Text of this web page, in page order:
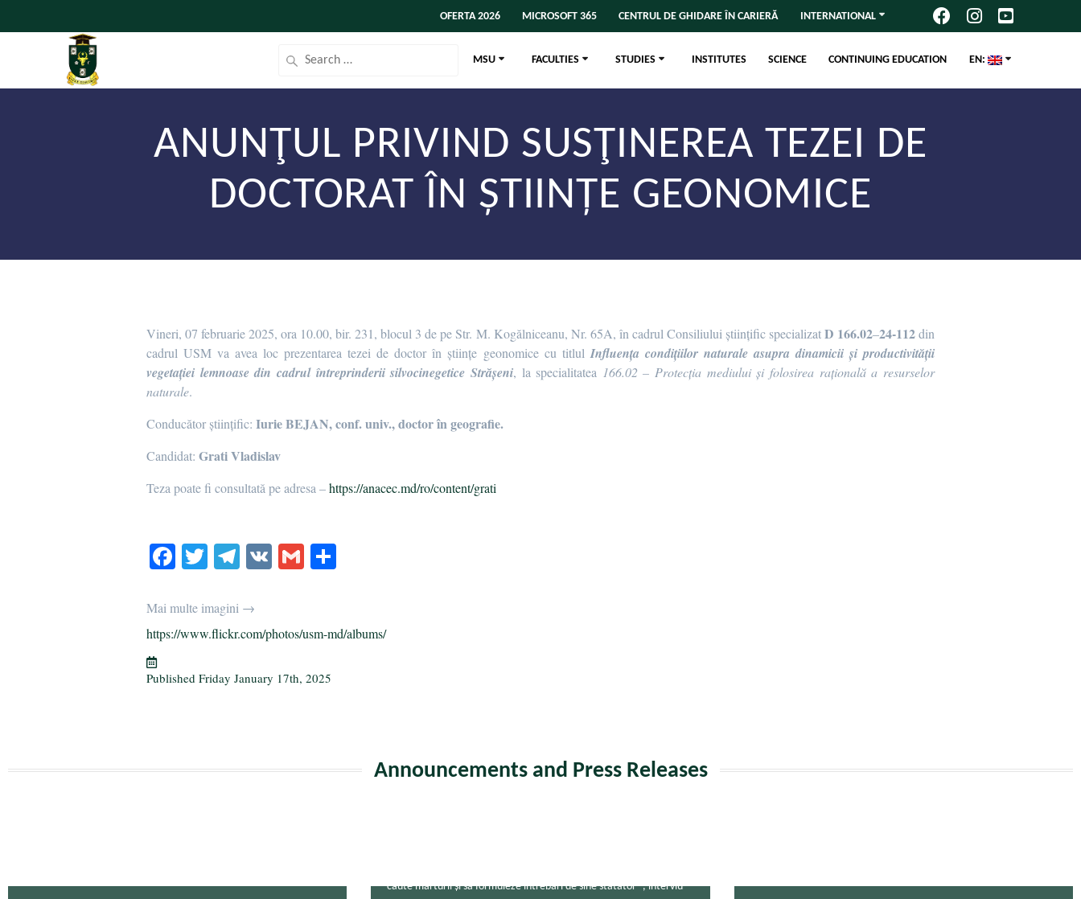
OFERTA 2026 MICROSOFT 365 CENTRUL DE GHIDARE ÎN CARIERĂ INTERNATIONAL
MSU FACULTIES STUDIES INSTITUTES SCIENCE CONTINUING EDUCATION EN:
ANUNŢUL PRIVIND SUSŢINEREA TEZEI DE
DOCTORAT ÎN ȘTIINȚE GEONOMICE
Vineri, 07 februarie 2025, ora 10.00, bir. 231, blocul 3 de pe Str. M. Kogălniceanu, Nr. 65A, în cadrul Consiliului științific specializatD 166.02–24-112din
cadrul USM va avea loc prezentarea tezei de doctor în științe geonomice cu titlul Influența condițiilor naturale asupra dinamicii și productivității
vegetației lemnoase din cadrul întreprinderii silvocinegetice Strășeni, la specialitatea 166.02 – Protecția mediului și folosirea rațională a resurselor
naturale.
Conducător științific: Iurie BEJAN, conf. univ., doctor în geografie.
Candidat: Grati Vladislav
Teza poate fi consultată pe adresa –https://anacec.md/ro/content/grati
Fa
bo
ok
T
tte
r
Te
gr
a
V G
Mai multe imagini →
https://www.flickr.com/photos/usm-md/albums/
Published Friday January 17th, 2025
Announcements and Press Releases
caute mărturii și să formuleze întrebări de sine stătător ”, interviu